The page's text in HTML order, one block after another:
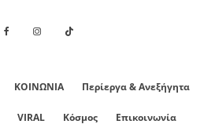
ΚΟΙΝΩΝΙΑ Περίεργα & Ανεξήγητα
VIRAL Κόσμος Επικοινωνία